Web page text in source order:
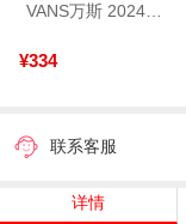
VANS万斯 2024年新款中性OldSkool帆布鞋/硫化鞋VN000D3HY28（延续款）
¥334
联系客服
详情